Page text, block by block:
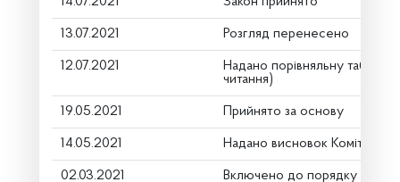
13.07.2021 Розгляд перенесено
12.07.2021
Надано порівняльну
читання)
19.05.2021 Прийнято за основу
14.05.2021 Надано висновок Комітету
02.03.2021 Включено до порядку